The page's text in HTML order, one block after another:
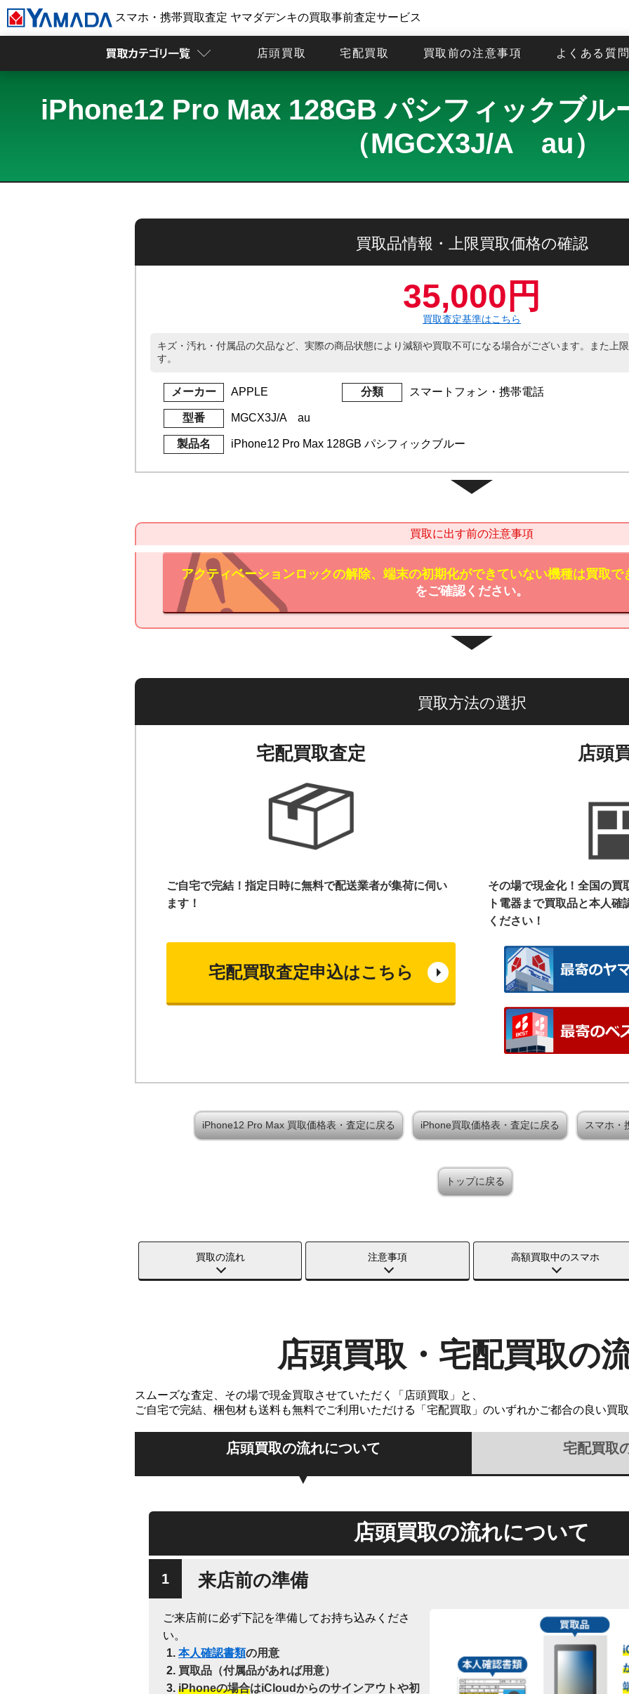
スマホ・携帯買取査定 ヤマダデンキの買取事前査定サービス
店頭買取 宅配買取 買取前の注意事項 よくある質
iPhone12 Pro Max 128GB パシフィックブル
（MGCX3J/A au）
買取品情報・上限買取価格の確認
35,000円
買取査定基準はこちら
キズ・汚れ・付属品の欠品など、実際の商品状態により減額や買取不可になる場合がございます。また上
す。
メーカー APPLE 分類 スマートフォン・携帯電話
型番 MGCX3J/A au
製品名 iPhone12 Pro Max 128GB パシフィックブルー
買取に出す前の注意事項
アクティベーションロックの解除、端末の初期化ができていない機種は買取で
をご確認ください。
買取方法の選択
宅配買取査定
ご自宅で完結！指定日時に無料で配送業者が集荷に伺い
ます！
宅配買取査定申込はこちら
店頭
その場で現金化！全国の買
ト電器まで買取品と本人確
ください！
iPhone12 Pro Max 買取価格表・査定に戻る iPhone買取価格表・査定に戻る スマホ・
トップに戻る
買取の流れ 注意事項 高額買取中のスマホ
店頭買取・宅配買取の
スムーズな査定、その場で現金買取させていただく「店頭買取」と、
ご自宅で完結、梱包材も送料も無料でご利用いただける「宅配買取」のいずれかご都合の良い買
店頭買取の流れについて 宅配買取
店頭買取の流れについて
来店前の準備
ご来店前に必ず下記を準備してお持ち込みくださ
い。
本人確認書類の用意
買取品（付属品があれば用意）
iPhoneの場合はiCloudからのサインアウトや初